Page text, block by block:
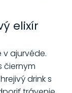
elixír
v ajurvéde.
čiernym
drink s